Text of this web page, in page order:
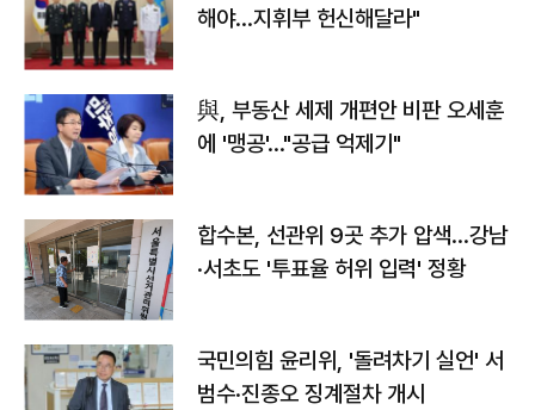
해야…지휘부 헌신해달라"
與, 부동산 세제 개편안 비판 오세훈
에 '맹공'…"공급 억제기"
합수본, 선관위 9곳 추가 압색…강남
·서초도 '투표율 허위 입력' 정황
국민의힘 윤리위, '돌려차기 실언' 서
범수·진종오 징계절차 개시